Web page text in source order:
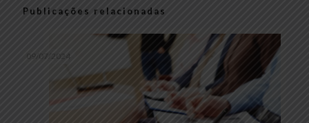
Publicações relacionadas
09/07/2024